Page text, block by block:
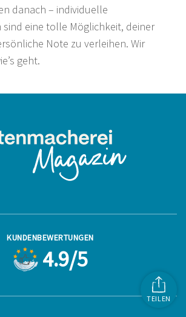
TEILEN
danach – individuelle
sind eine tolle Möglichkeit, deiner
Note zu verleihen. Wir
geht.
KUNDENBEWERTUNGEN
4.9/5